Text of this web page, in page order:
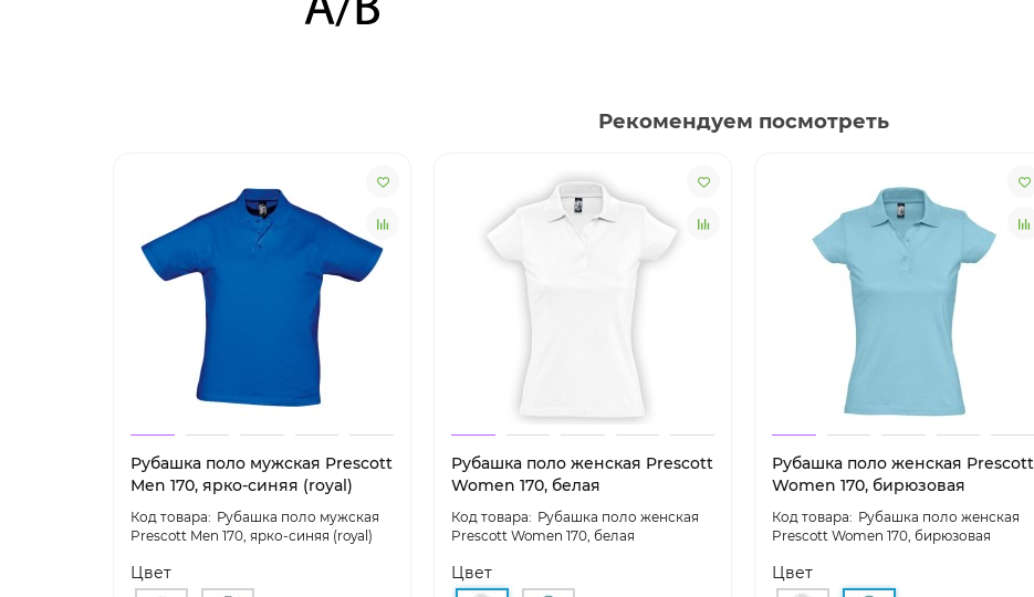
Рекомендуем посмотреть
Рубашка поло мужская Prescott
Men 170, ярко-синяя (royal)
Рубашка поло мужская
Prescott Men 170, ярко-синяя (royal)
Цвет
Рубашка поло женская Prescott
Women 170, белая
Рубашка поло женская
Prescott Women 170, белая
Цвет
Рубашка поло женская Prescott
Women 170, бирюзовая
Рубашка поло женская
Prescott Women 170, бирюзовая
Цвет